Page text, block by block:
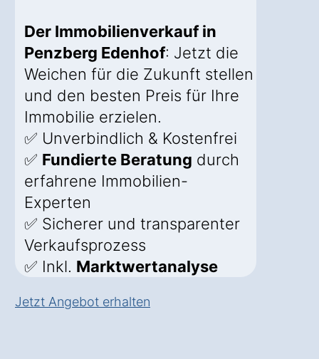
Der Immobilienverkauf in
Penzberg Edenhof: Jetzt die
Weichen für die Zukunft stellen
und den besten Preis für Ihre
Immobilie erzielen.
✅ Unverbindlich & Kostenfrei
✅ Fundierte Beratung durch
erfahrene Immobilien-
Experten
✅ Sicherer und transparenter
Verkaufsprozess
✅ Inkl. Marktwertanalyse
Jetzt Angebot erhalten